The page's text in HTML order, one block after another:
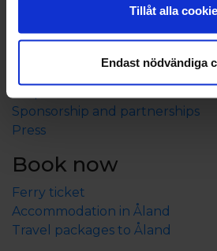
Tillåt alla
Endast nödvändiga
About Eckerö
Sponsorship and partnerships
Press
Book now
Ferry ticket
Accommodation in Åland
Travel packages to Åland